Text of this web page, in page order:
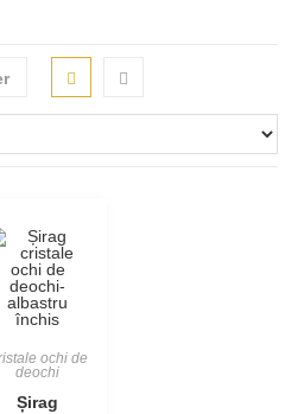
ochi de
deochi
Șirag